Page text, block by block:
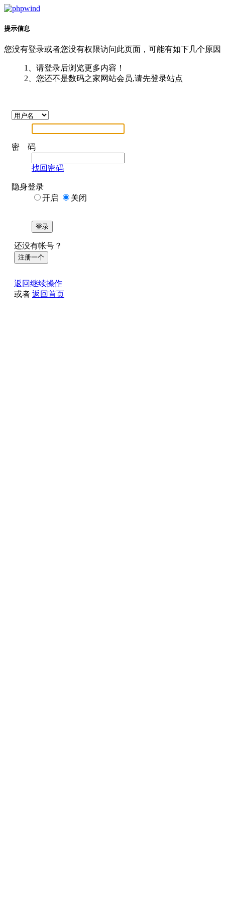
提示信息
您没有登录或者您没有权限访问此页面，可能有如下几个原因
1、请登录后浏览更多内容！
2、您还不是数码之家网站会员,请先登录站点
密 码
找回密码
隐身登录
开启
关闭
登录
还没有帐号？
注册一个
返回继续操作
或者 返回首页